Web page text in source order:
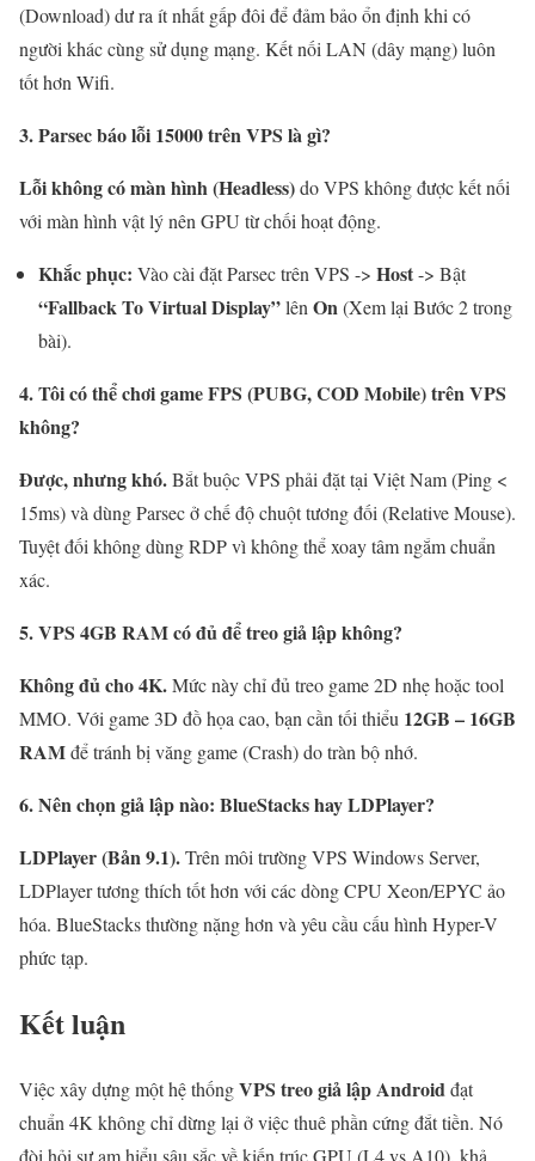
(Download) dư ra ít nhất gấp đôi để đảm bảo ổn định khi có
người khác cùng sử dụng mạng. Kết nối LAN (dây mạng) luôn
tốt hơn Wifi.
3. Parsec báo lỗi 15000 trên VPS là gì?
Lỗi không có màn hình (Headless)do VPS không được kết nối
với màn hình vật lý nên GPU từ chối hoạt động.
Khắc phục: Vào cài đặt Parsec trên VPS -> Host-> Bật
“Fallback To Virtual Display”lên On(Xem lại Bước 2 trong
bài).
4. Tôi có thể chơi game FPS (PUBG, COD Mobile) trên VPS
không?
Được, nhưng khó.Bắt buộc VPS phải đặt tại Việt Nam (Ping <
15ms) và dùng Parsec ở chế độ chuột tương đối (Relative Mouse).
Tuyệt đối không dùng RDP vì không thể xoay tâm ngắm chuẩn
xác.
5. VPS 4GB RAM có đủ để treo giả lập không?
Không đủ cho 4K.Mức này chỉ đủ treo game 2D nhẹ hoặc tool
MMO. Với game 3D đồ họa cao, bạn cần tối thiểu 12GB – 16GB
RAMđể tránh bị văng game (Crash) do tràn bộ nhớ.
6. Nên chọn giả lập nào: BlueStacks hay LDPlayer?
LDPlayer (Bản 9.1).Trên môi trường VPS Windows Server,
LDPlayer tương thích tốt hơn với các dòng CPU Xeon/EPYC ảo
hóa. BlueStacks thường nặng hơn và yêu cầu cấu hình Hyper-V
phức tạp.
Kết luận
Việc xây dựng một hệ thốngVPS treo giả lập Androidđạt
chuẩn 4K không chỉ dừng lại ở việc thuê phần cứng đắt tiền. Nó
đòi hỏi sự am hiểu sâu sắc về kiến trúc GPU (L4 vs A10), khả